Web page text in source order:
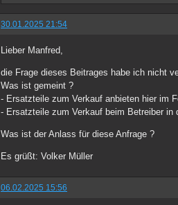
30.01.2025 21:54
Lieber Manfred,
die Frage dieses Beitrages habe ich nicht
Was ist gemeint ?
- Ersatzteile zum Verkauf anbieten hier im
- Ersatzteile zum Verkauf beim Betreiber in
Was ist der Anlass für diese Anfrage ?
Es grüßt: Volker Müller
06.02.2025 15:56